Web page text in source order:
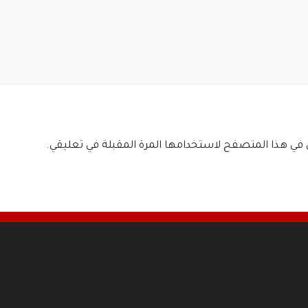
في هذا المتصفح لاستخدامها المرة المقبلة في تعليقي.